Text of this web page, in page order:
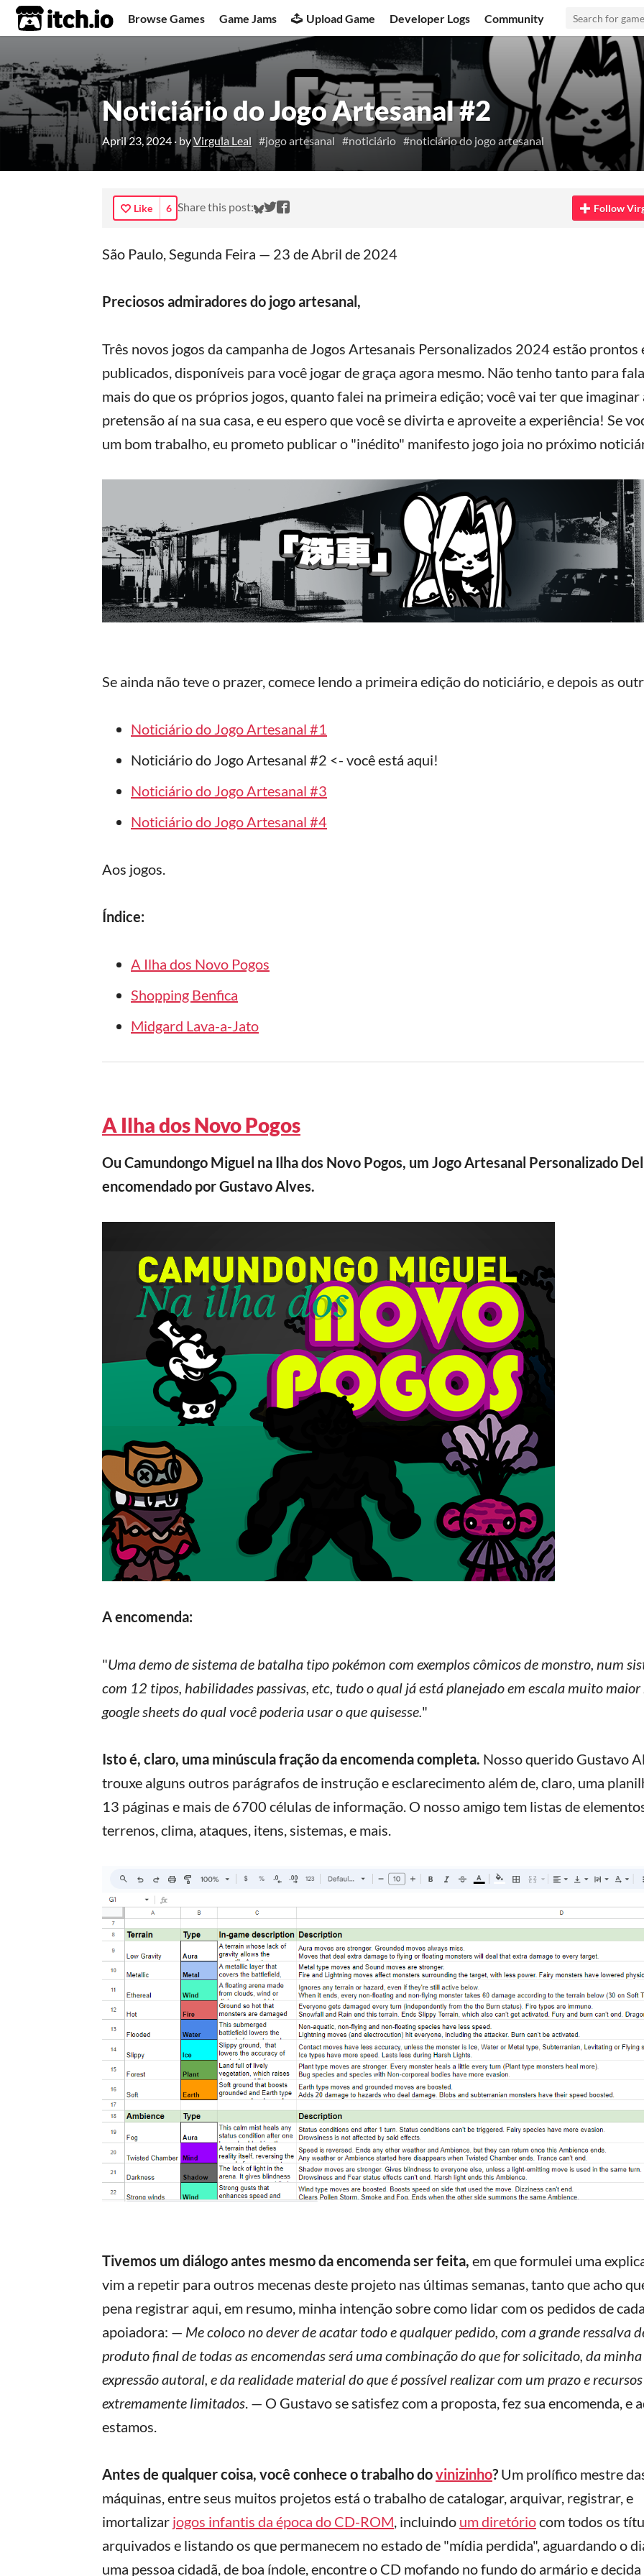
itch.io Browse Games Game Jams Upload Game Developer Logs Community
Noticiário do Jogo Artesanal #2
April 23, 2024 · byVirgula Leal #jogo artesanal #noticiário #noticiário do jogo artesanal
Like 6 Share this post: Share on Bluesky
Share on Twitter
Share on Facebook Follow
São Paulo, Segunda Feira — 23 de Abril de 2024
Preciosos admiradores do jogo artesanal,
Três novos jogos da campanha de Jogos Artesanais Personalizados 2024 estão prontos
publicados, disponíveis para você jogar de graça agora mesmo. Não tenho tanto para
mais do que os próprios jogos, quanto falei na primeira edição; você vai ter que imaginar
pretensão aí na sua casa, e eu espero que você se divirta e aproveite a experiência! Se
um bom trabalho, eu prometo publicar o "inédito" manifesto jogo joia no próximo
Se ainda não teve o prazer, comece lendo a primeira edição do noticiário, e depois as
Noticiário do Jogo Artesanal #1
Noticiário do Jogo Artesanal #2 <- você está aqui!
Noticiário do Jogo Artesanal #3
Noticiário do Jogo Artesanal #4
Aos jogos.
Índice:
A Ilha dos Novo Pogos
Shopping Benfica
Midgard Lava-a-Jato
A Ilha dos Novo Pogos
Ou Camundongo Miguel na Ilha dos Novo Pogos, um Jogo Artesanal Personalizado
encomendado por Gustavo Alves.
A encomenda:
"Uma demo de sistema de batalha tipo pokémon com exemplos cômicos de monstro, num
com 12 tipos, habilidades passivas, etc, tudo o qual já está planejado em escala muito
google sheets do qual você poderia usar o que quisesse."
Isto é, claro, uma minúscula fração da encomenda completa. Nosso querido Gustavo
trouxe alguns outros parágrafos de instrução e esclarecimento além de, claro, uma
13 páginas e mais de 6700 células de informação. O nosso amigo tem listas de
terrenos, clima, ataques, itens, sistemas, e mais.
Tivemos um diálogo antes mesmo da encomenda ser feita, em que formulei uma
vim a repetir para outros mecenas deste projeto nas últimas semanas, tanto que acho
pena registrar aqui, em resumo, minha intenção sobre como lidar com os pedidos de
apoiadora: — Me coloco no dever de acatar todo e qualquer pedido, com a grande ressalva
produto final de todas as encomendas será uma combinação do que for solicitado, da
expressão autoral, e da realidade material do que é possível realizar com um prazo e recursos
extremamente limitados. — O Gustavo se satisfez com a proposta, fez sua encomenda, e
estamos.
Antes de qualquer coisa, você conhece o trabalho dovinizinho? Um prolífico mestre
máquinas, entre seus muitos projetos está o trabalho de catalogar, arquivar, registrar, e
imortalizar jogos infantis da época do CD-ROM, incluindo um diretóriocom todos os
arquivados e listando os que permanecem no estado de "mídia perdida", aguardando o
uma pessoa cidadã, de boa índole, encontre o CD mofando no fundo do armário e